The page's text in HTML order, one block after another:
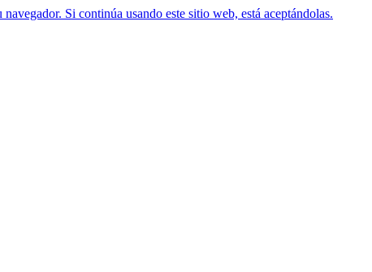
Si continúa usando este sitio web, está aceptándolas.